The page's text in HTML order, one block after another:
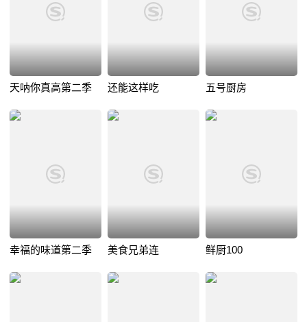
天呐你真高第二季 还能这样吃 五号厨房
幸福的味道第二季 美食兄弟连 鲜厨100